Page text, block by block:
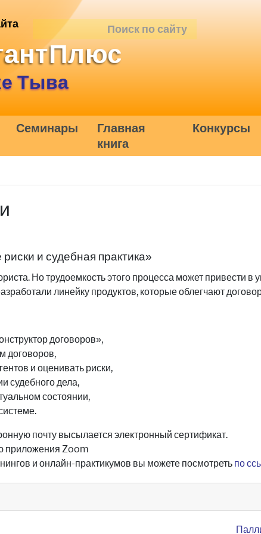
Тыва
Семинары
Главная
книга
Конкурсы
и судебная практика»
Но трудоемкость этого процесса может привести в
линейку продуктов, которые облегчают
договоров»,
договоров,
и оценивать риски,
судебного дела,
состоянии,
почту высылается электронный сертификат.
приложения Zoom
и онлайн-практикумов вы можете посмотреть по